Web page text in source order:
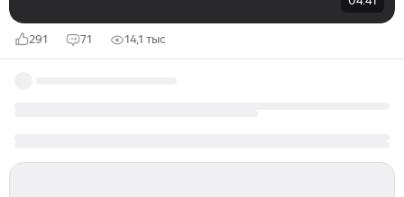
291 71 14,1 тыс